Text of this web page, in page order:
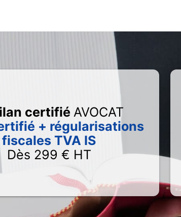
certifié AVOCAT
+ régularisations
fiscales TVA IS
Dès 299 € HT